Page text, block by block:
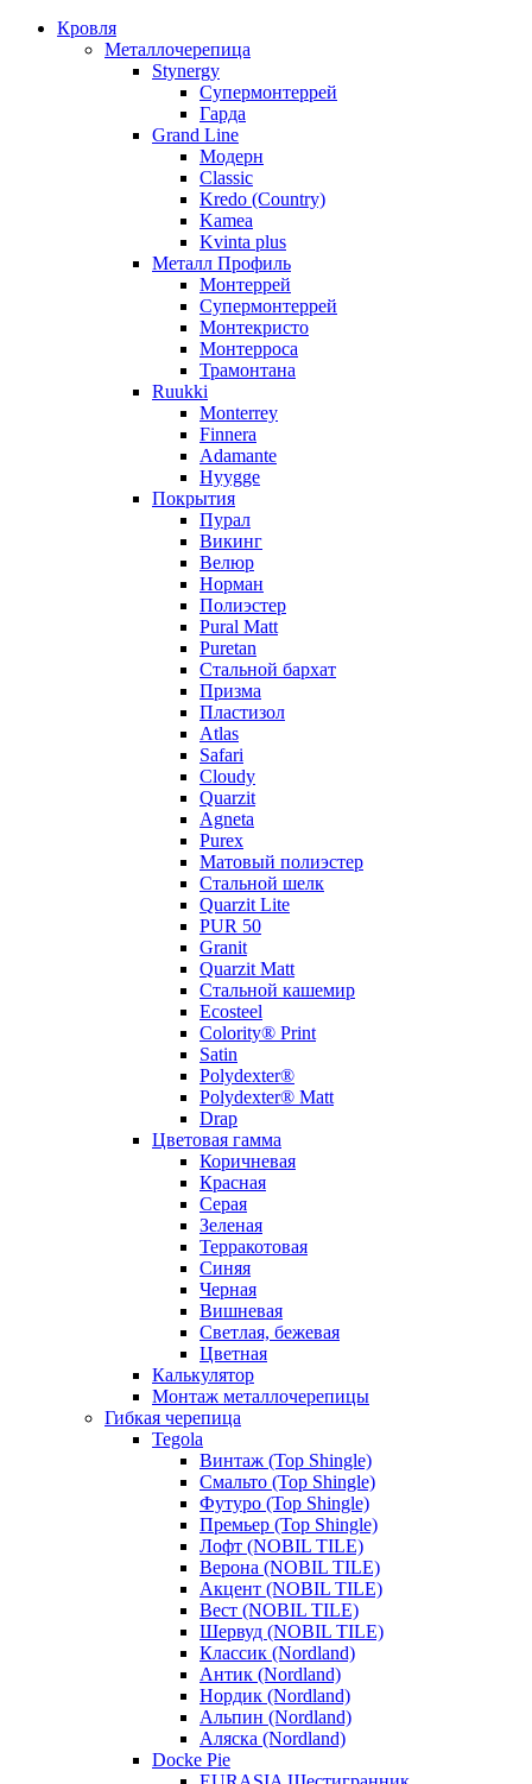
Кровля
Металлочерепица
Stynergy
Супермонтеррей
Гарда
Grand Line
Модерн
Classic
Kredo (Country)
Kamea
Kvinta plus
Металл Профиль
Монтеррей
Супермонтеррей
Монтекристо
Монтерроса
Трамонтана
Ruukki
Monterrey
Finnera
Adamante
Hyygge
Покрытия
Пурал
Викинг
Велюр
Норман
Полиэстер
Pural Matt
Puretan
Стальной бархат
Призма
Пластизол
Atlas
Safari
Cloudy
Quarzit
Agneta
Purex
Матовый полиэстер
Стальной шелк
Quarzit Lite
PUR 50
Granit
Quarzit Matt
Стальной кашемир
Ecosteel
Colority® Print
Satin
Polydexter®
Polydexter® Matt
Drap
Цветовая гамма
Коричневая
Красная
Серая
Зеленая
Терракотовая
Синяя
Черная
Вишневая
Светлая, бежевая
Цветная
Калькулятор
Монтаж металлочерепицы
Гибкая черепица
Tegola
Винтаж (Top Shingle)
Смальто (Top Shingle)
Футуро (Top Shingle)
Премьер (Top Shingle)
Лофт (NOBIL TILE)
Верона (NOBIL TILE)
Акцент (NOBIL TILE)
Вест (NOBIL TILE)
Шервуд (NOBIL TILE)
Классик (Nordland)
Антик (Nordland)
Нордик (Nordland)
Альпин (Nordland)
Аляска (Nordland)
Docke Pie